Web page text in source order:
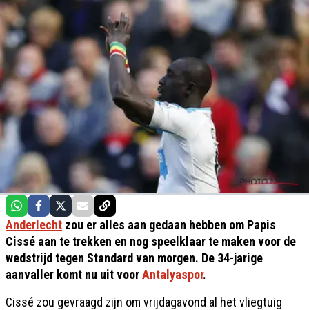
Anderlecht zou er alles aan gedaan hebben om Papis
Cissé aan te trekken en nog speelklaar te maken voor de
wedstrijd tegen Standard van morgen. De 34-jarige
aanvaller komt nu uit voorAntalyaspor.
Cissé zou gevraagd zijn om vrijdagavond al het vliegtuig